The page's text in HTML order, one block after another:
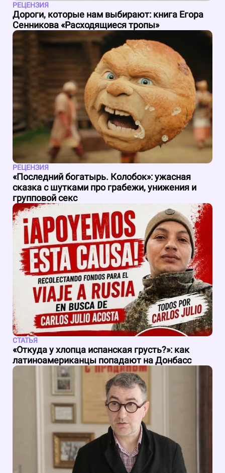
РЕЦЕНЗИЯ
Дороги, которые нам выбирают: книга Егора
Сенникова «Расходящиеся тропы»
РЕЦЕНЗИЯ
«Последний богатырь. Колобок»: ужасная
сказка с шутками про грабежи, унижения и
групповой секс
СТАТЬЯ
«Откуда у хлопца испанская грусть?»: как
латиноамериканцы попадают на Донбасс